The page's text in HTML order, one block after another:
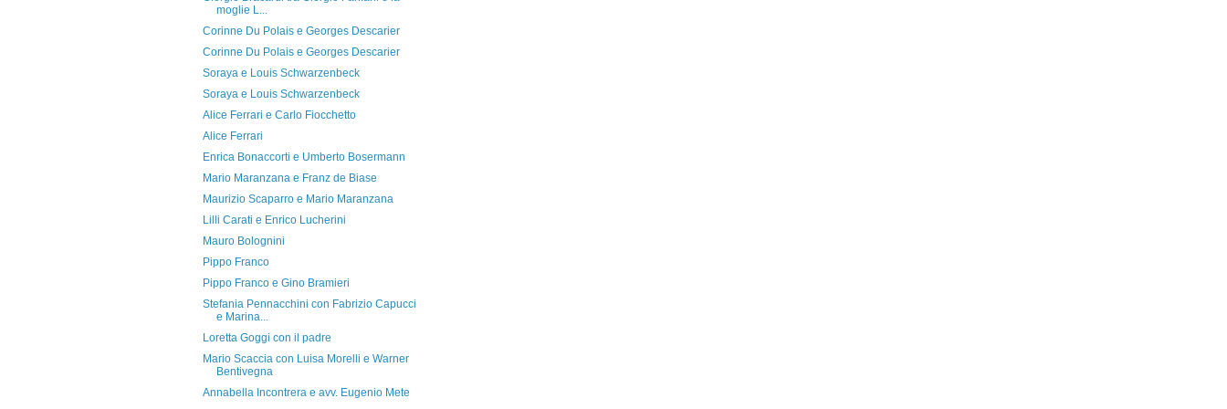
moglie L...
Corinne Du Polais e Georges Descarier
Corinne Du Polais e Georges Descarier
Soraya e Louis Schwarzenbeck
Soraya e Louis Schwarzenbeck
Alice Ferrari e Carlo Fiocchetto
Alice Ferrari
Enrica Bonaccorti e Umberto Bosermann
Mario Maranzana e Franz de Biase
Maurizio Scaparro e Mario Maranzana
Lilli Carati e Enrico Lucherini
Mauro Bolognini
Pippo Franco
Pippo Franco e Gino Bramieri
Stefania Pennacchini con Fabrizio Capucci
e Marina...
Loretta Goggi con il padre
Mario Scaccia con Luisa Morelli e Warner
Bentivegna
Annabella Incontrera e avv. Eugenio Mete